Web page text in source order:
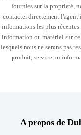
fournies sur la propriété,
contacter directement
informations les plus
information ou matériel sur ce
lesquels nous ne serons pas
produit, service ou
A propos de